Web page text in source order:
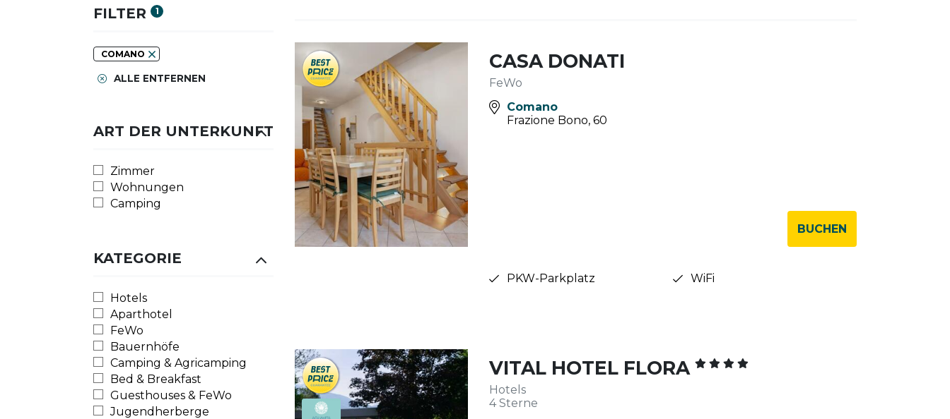
FILTER 1
COMANO
ALLE ENTFERNEN
ART DER UNTERKUNFT
Zimmer
Wohnungen
Camping
KATEGORIE
Hotels
Aparthotel
FeWo
Bauernhöfe
Camping & Agricamping
Bed & Breakfast
Guesthouses & FeWo
Jugendherberge
CASA DONATI
FeWo
Comano
Frazione Bono, 60
BUCHEN
PKW-Parkplatz WiFi
VITAL HOTEL FLORA
Hotels
4 Sterne